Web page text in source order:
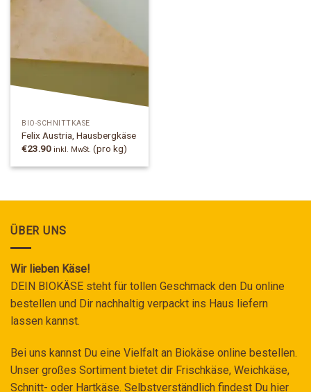
Add to
Wishlist
BIO-SCHNITTKÄSE
Felix Austria, Hausbergkäse
€23.90 inkl. MwSt. (pro kg)
ÜBER UNS
Wir lieben Käse!
DEIN BIOKÄSE steht für tollen Geschmack den Du online
bestellen und Dir nachhaltig verpackt ins Haus liefern
lassen kannst.
Bei uns kannst Du eine Vielfalt an Biokäse online bestellen.
Unser großes Sortiment bietet dir Frischkäse, Weichkäse,
Schnitt- oder Hartkäse. Selbstverständlich findest Du hier